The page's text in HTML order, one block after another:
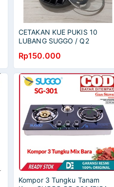
CETAKAN KUE PUKIS 10
LUBANG SUGGO / Q2
Rp150.000
Kompor 3 Tungku Tanam